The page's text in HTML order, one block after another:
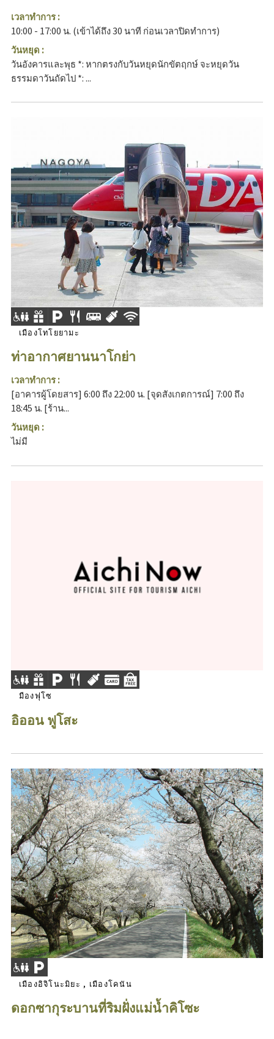
เวลาทำการ :
10:00 - 17:00 น. (เข้าได้ถึง 30 นาที ก่อนเวลาปิดทำการ)
วันหยุด :
วันอังคารและพุธ *: หากตรงกับวันหยุดนักขัตฤกษ์ จะหยุดวัน
ธรรมดาวันถัดไป *: ...
เมืองโทโยยามะ
ท่าอากาศยานนาโกย่า
เวลาทำการ :
[อาคารผู้โดยสาร] 6:00 ถึง 22:00 น. [จุดสังเกตการณ์] 7:00 ถึง
18:45 น. [ร้าน...
วันหยุด :
ไม่มี
มืองฟุโซ
อิออน ฟูโสะ
เมืองอิจิโนะมิยะ , เมืองโคนัน
ดอกซากุระบานที่ริมฝั่งแม่น้ำคิโซะ